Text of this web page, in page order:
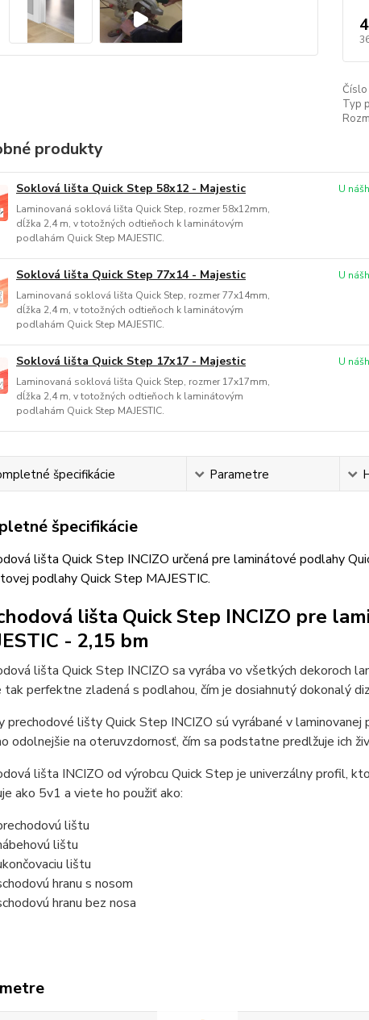
Číslo
Typ
produkty
Soklová lišta Quick Step 58x12 - Majestic
Laminovaná soklová lišta Quick Step, rozmer 58x12mm,
dĺžka 2,4 m, v totožných odtieňoch k laminátovým
podlahám Quick Step MAJESTIC.
U
Soklová lišta Quick Step 77x14 - Majestic
Laminovaná soklová lišta Quick Step, rozmer 77x14mm,
dĺžka 2,4 m, v totožných odtieňoch k laminátovým
podlahám Quick Step MAJESTIC.
U
Soklová lišta Quick Step 17x17 - Majestic
Laminovaná soklová lišta Quick Step, rozmer 17x17mm,
dĺžka 2,4 m, v totožných odtieňoch k laminátovým
podlahám Quick Step MAJESTIC.
U
špecifikácie Parametre
špecifikácie
lišta Quick Step INCIZO určená pre laminátové podlahy
podlahy Quick Step MAJESTIC.
lišta Quick Step INCIZO pre
- 2,15 bm
lišta Quick Step INCIZO sa vyrába vo všetkých dekoroch
perfektne zladená s podlahou, čím je dosiahnutý dokonalý
prechodové lišty Quick Step INCIZO sú vyrábané v
odolnejšie na oteruvzdornosť, čím sa podstatne predlžuje ich
lišta INCIZO od výrobcu Quick Step je univerzálny profil,
ako 5v1 a viete ho použiť ako:
lištu
lištu
lištu
hranu s nosom
hranu bez nosa